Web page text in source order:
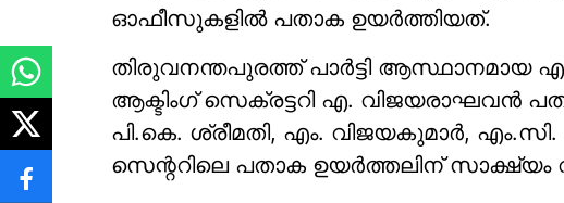
ഓഫീസുകളില്‍ പതാക ഉയര്‍ത്തിയത്.
തിരുവനന്തപുരത്ത് പാര്‍ട്ടി ആസ്ഥാനമായ
ആക്ടിംഗ് സെക്രട്ടറി എ. വിജയരാഘവന്‍
പി.കെ. ശ്രീമതി, എം. വിജയകുമാര്‍,
സെന്ററിലെ പതാക ഉയര്‍ത്തലിന് സാക്ഷ്യം